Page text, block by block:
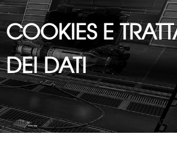
COOKIES E
DEI DATI
Home»COOKIES E TRATTAMENTO DEI DATI